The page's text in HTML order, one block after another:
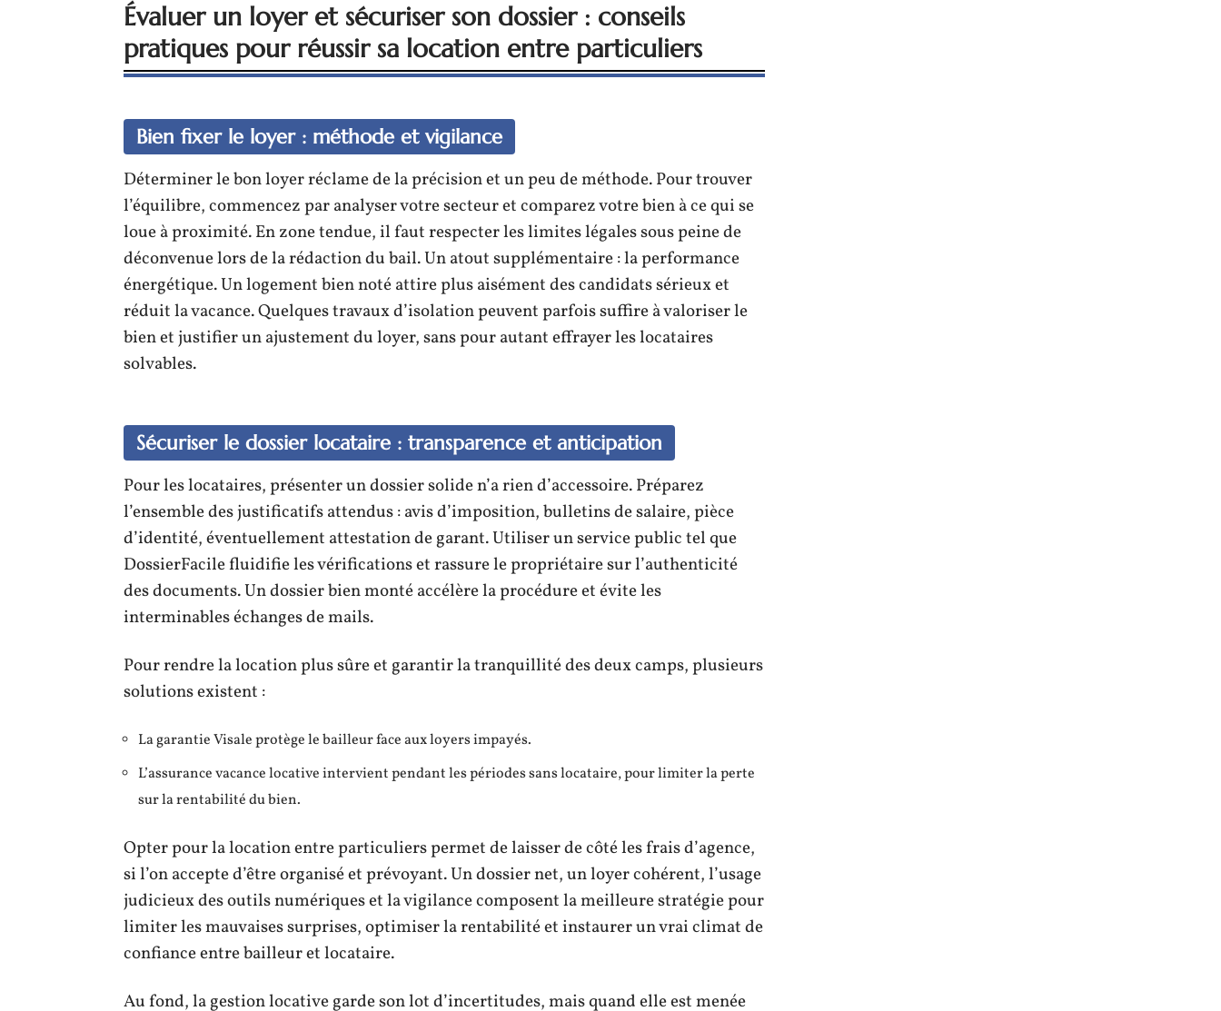
Évaluer un loyer et sécuriser son dossier : conseils
pratiques pour réussir sa location entre particuliers
Bien fixer le loyer : méthode et vigilance
Déterminer le bon loyer réclame de la précision et un peu de méthode. Pour trouver
l’équilibre, commencez par analyser votre secteur et comparez votre bien à ce qui se
loue à proximité. En zone tendue, il faut respecter les limites légales sous peine de
déconvenue lors de la rédaction du bail. Un atout supplémentaire : la performance
énergétique. Un logement bien noté attire plus aisément des candidats sérieux et
réduit la vacance. Quelques travaux d’isolation peuvent parfois suffire à valoriser le
bien et justifier un ajustement du loyer, sans pour autant effrayer les locataires
solvables.
Sécuriser le dossier locataire : transparence et anticipation
Pour les locataires, présenter un dossier solide n’a rien d’accessoire. Préparez
l’ensemble des justificatifs attendus : avis d’imposition, bulletins de salaire, pièce
d’identité, éventuellement attestation de garant. Utiliser un service public tel que
DossierFacile fluidifie les vérifications et rassure le propriétaire sur l’authenticité
des documents. Un dossier bien monté accélère la procédure et évite les
interminables échanges de mails.
Pour rendre la location plus sûre et garantir la tranquillité des deux camps, plusieurs
solutions existent :
La garantie Visale protège le bailleur face aux loyers impayés.
L’assurance vacance locative intervient pendant les périodes sans locataire, pour limiter la perte
sur la rentabilité du bien.
Opter pour la location entre particuliers permet de laisser de côté les frais d’agence,
si l’on accepte d’être organisé et prévoyant. Un dossier net, un loyer cohérent, l’usage
judicieux des outils numériques et la vigilance composent la meilleure stratégie pour
limiter les mauvaises surprises, optimiser la rentabilité et instaurer un vrai climat de
confiance entre bailleur et locataire.
Au fond, la gestion locative garde son lot d’incertitudes, mais quand elle est menée